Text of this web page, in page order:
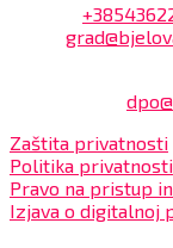
Zaštita privatnosti
Politika privatnosti
Pravo na pristup
Izjava o digitalnoj